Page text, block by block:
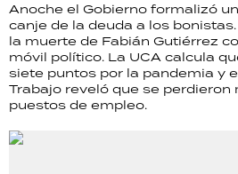
Anoche el Gobierno formalizó
canje de la deuda a los
la muerte de Fabián Gutiérrez
móvil político. La UCA calcula
siete puntos por la pandemia y
Trabajo reveló que se perdieron
puestos de empleo.